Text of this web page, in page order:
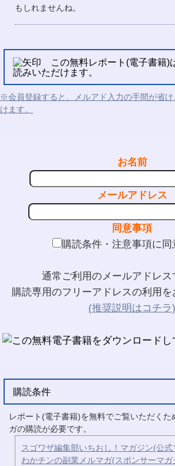
もしれませんね。
この無料レポート(電子書籍)
読みいただけます。
※会員登録すると、メルアド入力の手間が省
けます。
お名前
メールアドレス
同意事項
購読条件・注意事項に同
通常ご利用のメールアドレス
購読専用のフリーアドレスの利用を
(推奨説明はコチラ)
購読条件
レポート(電子書籍)を無料でご覧いただくた
ガの購読が必要です。
スゴワザ編集部いちおし！マガジン(公式
わかチンの副業メルマガ(スポンサーマガ